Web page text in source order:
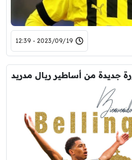
2023/09/19 - 12:39
جديدة من أساطير ريال مدريد